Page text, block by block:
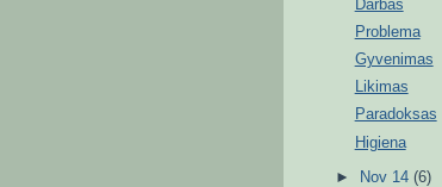
Darbas
Problema
Gyvenimas
Likimas
Paradoksas
Higiena
► Nov 14(6)